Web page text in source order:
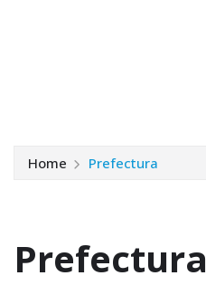
Home Prefectura
Prefectura